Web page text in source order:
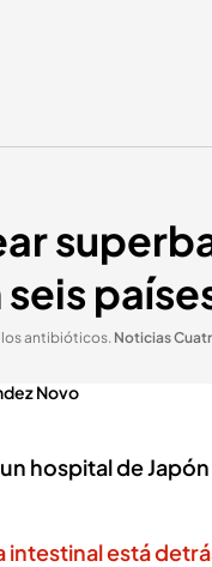
los antibióticos. Noticias
Novo
hospital de
está